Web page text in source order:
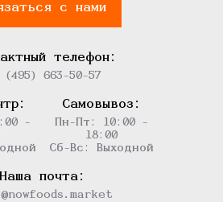
с нами
телефон:
(495) 663-50-57
-
Самовывоз:
Пн-Пт: 10:00 -
18:00
Сб-Вс: Выходной
Наша почта: